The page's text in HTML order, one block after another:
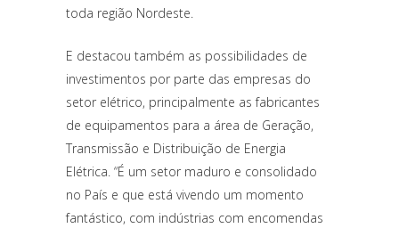
toda região Nordeste.
E destacou também as possibilidades de
investimentos por parte das empresas do
setor elétrico, principalmente as fabricantes
de equipamentos para a área de Geração,
Transmissão e Distribuição de Energia
Elétrica. “É um setor maduro e consolidado
no País e que está vivendo um momento
fantástico, com indústrias com encomendas